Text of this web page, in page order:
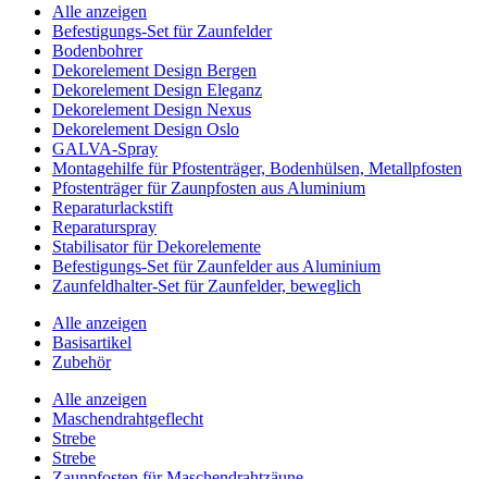
Alle anzeigen
Befestigungs-Set für Zaunfelder
Bodenbohrer
Dekorelement Design Bergen
Dekorelement Design Eleganz
Dekorelement Design Nexus
Dekorelement Design Oslo
GALVA-Spray
Montagehilfe für Pfostenträger, Bodenhülsen, Metallpfosten
Pfostenträger für Zaunpfosten aus Aluminium
Reparaturlackstift
Reparaturspray
Stabilisator für Dekorelemente
Befestigungs-Set für Zaunfelder aus Aluminium
Zaunfeldhalter-Set für Zaunfelder, beweglich
Alle anzeigen
Basisartikel
Zubehör
Alle anzeigen
Maschendrahtgeflecht
Strebe
Strebe